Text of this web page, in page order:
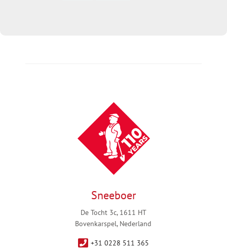
Sneeboer
De Tocht 3c, 1611 HT
Bovenkarspel, Nederland
+31 0228 511 365